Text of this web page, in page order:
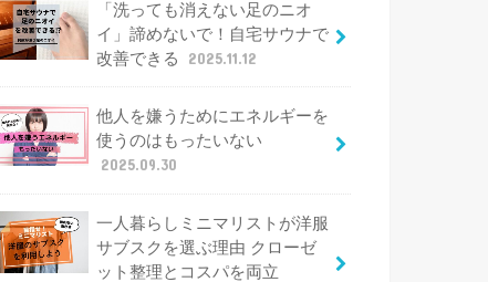
「洗っても消えない足のニオ
イ」諦めないで！自宅サウナで
改善できる
2025.11.12
他人を嫌うためにエネルギーを
使うのはもったいない
2025.09.30
一人暮らしミニマリストが洋服
サブスクを選ぶ理由 クローゼ
ット整理とコスパを両立